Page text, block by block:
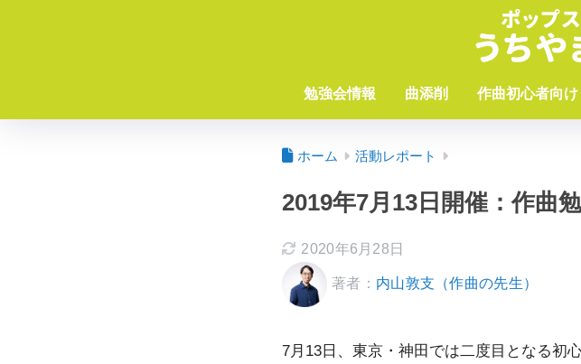
勉強会情報 曲添削 作曲初心者向け
ホーム 活動レポート
2019年7月13日開催：作曲
2020年6月28日
著者： 内山敦支（作曲の先生）
7月13日、東京・神田では二度目となる初